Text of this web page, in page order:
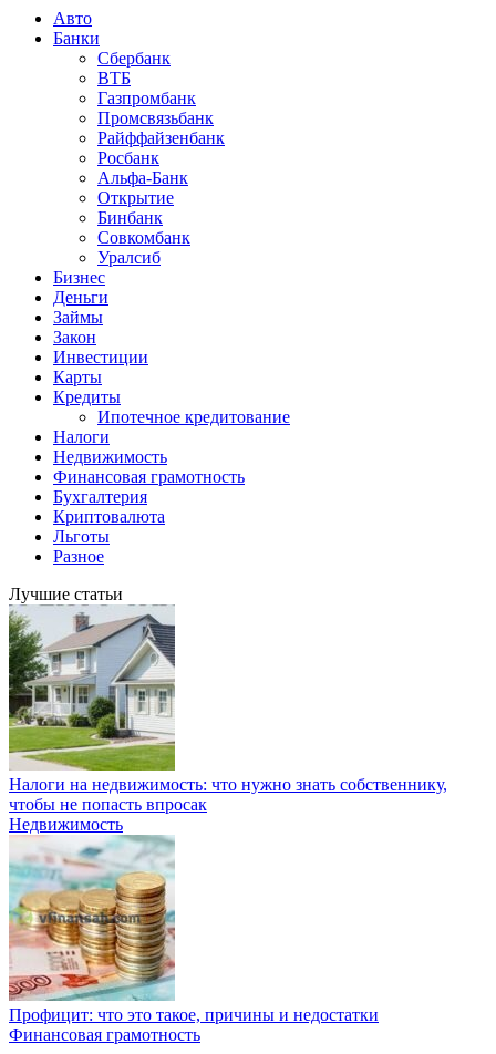
Авто
Банки
Сбербанк
ВТБ
Газпромбанк
Промсвязьбанк
Райффайзенбанк
Росбанк
Альфа-Банк
Открытие
Бинбанк
Совкомбанк
Уралсиб
Бизнес
Деньги
Займы
Закон
Инвестиции
Карты
Кредиты
Ипотечное кредитование
Налоги
Недвижимость
Финансовая грамотность
Бухгалтерия
Криптовалюта
Льготы
Разное
Лучшие статьи
Налоги на недвижимость: что нужно знать собственнику,
чтобы не попасть впросак
Недвижимость
Профицит: что это такое, причины и недостатки
Финансовая грамотность